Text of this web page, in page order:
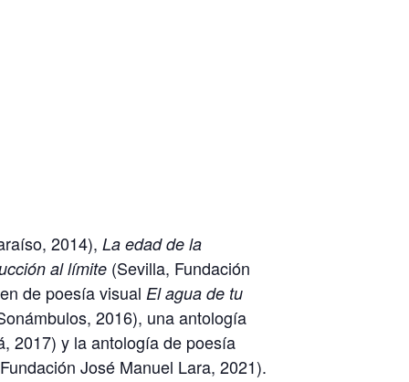
2014), La edad de la
al límite (Sevilla, Fundación
de poesía visual El agua de tu
2016), una antología
2017) y la antología de poesía
José Manuel Lara, 2021).